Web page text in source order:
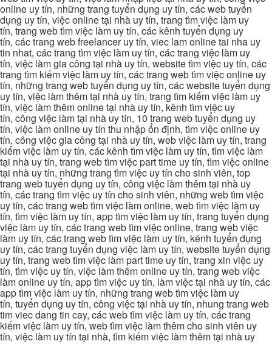
online uy tín, những trang tuyển dụng uy tín, các web tuyển
dụng uy tín, việc online tại nhà uy tín, trang tìm việc làm uy
tín, trang web tìm việc làm uy tín, các kênh tuyển dụng uy
tín, các trang web freelancer uy tín, viec lam online tai nha uy
tin nhat, các trang tìm việc làm uy tín, các trang việc làm uy
tín, việc làm gia công tại nhà uy tín, website tìm việc uy tín, các
trang tìm kiếm việc làm uy tín, các trang web tìm việc online uy
tín, những trang web tuyển dụng uy tín, các website tuyển dụng
uy tín, việc làm thêm tại nhà uy tín, trang tìm kiếm việc làm uy
tín, việc làm thêm online tại nhà uy tín, kênh tìm việc uy
tín, công việc làm tại nhà uy tín, 10 trang web tuyển dụng uy
tín, việc làm online uy tín thu nhập ổn định, tìm việc online uy
tín, công việc gia công tại nhà uy tín, web việc làm uy tín, trang
kiếm việc làm uy tín, các kênh tìm việc làm uy tín, tìm việc làm
tại nhà uy tín, trang web tìm việc part time uy tín, tìm việc online
tại nhà uy tín, những trang tìm việc uy tín cho sinh viên, top
trang web tuyển dụng uy tín, công việc làm thêm tại nhà uy
tín, các trang tìm việc uy tín cho sinh viên, những web tìm việc
uy tín, các trang web tìm việc làm online, web tìm việc làm uy
tín, tìm việc làm uy tín, app tìm việc làm uy tín, trang tuyển dụng
việc làm uy tín, các trang web tìm việc online, trang web việc
làm uy tín, các trang web tìm việc làm uy tín, kênh tuyển dụng
uy tín, các trang tuyển dụng việc làm uy tín, website tuyển dụng
uy tín, trang web tìm việc làm part time uy tín, trang xin việc uy
tín, tìm việc uy tín, việc làm thêm online uy tín, trang web việc
làm online uy tín, app tìm việc uy tín, làm việc tại nhà uy tín, các
app tìm việc làm uy tín, những trang web tìm việc làm uy
tín, tuyển dụng uy tín, công việc tại nhà uy tín, nhung trang web
tim viec dang tin cay, các web tìm việc làm uy tín, các trang
kiếm việc làm uy tín, web tìm việc làm thêm cho sinh viên uy
tín, việc làm uy tín tại nhà, tìm kiếm việc làm thêm tại nhà uy